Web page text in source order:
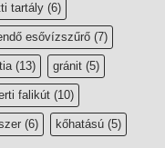
tartály (6)
esővízszűrő (7)
(13) gránit (5)
falikút (10)
(6) kőhatású (5)